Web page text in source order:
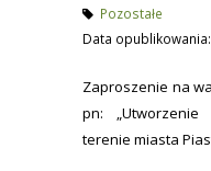
Pozostałe
Data
Zaproszenie na
pn: „Utworzenie
terenie miasta